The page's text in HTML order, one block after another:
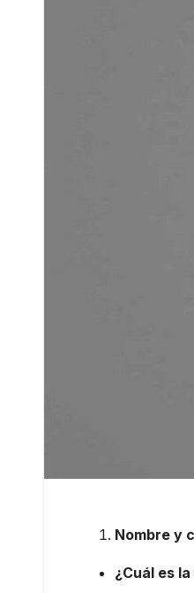
Nombre y
¿Cuál es